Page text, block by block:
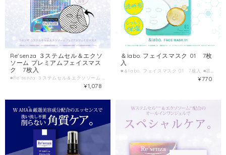
Re'senza ３ステムセル＆エクソ
ソーム プレミアムフェイスマス
ク 7枚入
¥1,078
＆labo. フェイスマスク 01 7枚
入
¥770